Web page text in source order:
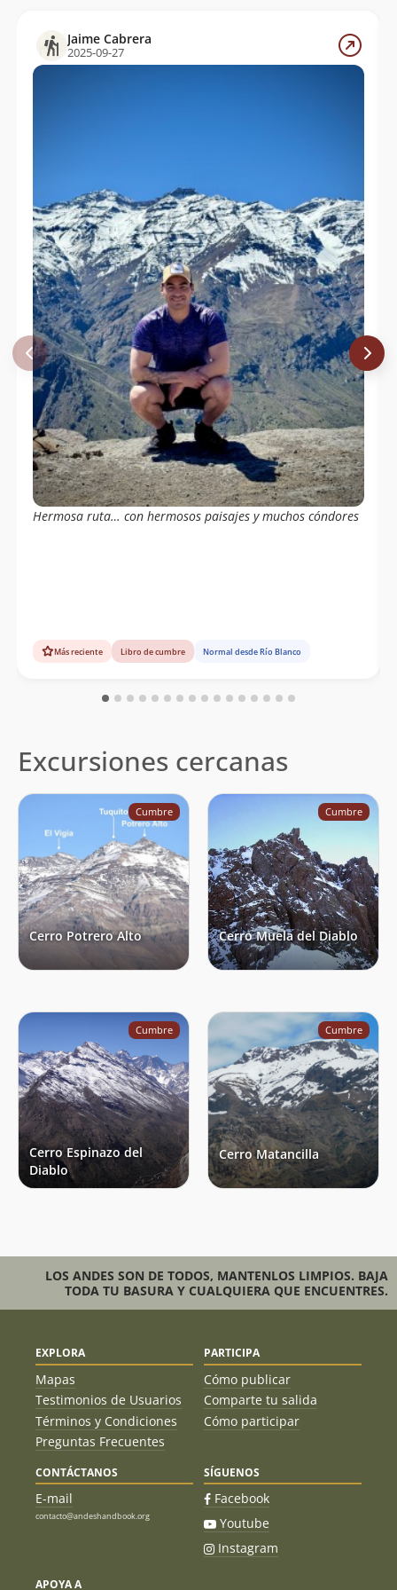
07/11/17 Fanny Ródenas
01/04/17
Ricardo Fravega
30/10/16 Bruce Swain
27/10/16 Roger Blairs
02/09/16 Gonzalo Murga Stephens
14/02/16
Daniel Perez
Joaquin Muñoz
06/02/16
Karina Olivares
27/09/15
Daniel Perez
Joaquin Muñoz
29/08/15
Bruce Swain
Gustavo Varela
Jaime Cabrera
2025-09-27
Hermosa ruta… con hermosos paisajes y muchos cóndores
Más reciente Libro de cumbre Normal desde Río Blanco
Excursiones cercanas
Cumbre
Cerro Potrero Alto
Cumbre
Cerro Muela del Diablo
Cumbre
Cerro Espinazo del
Diablo
Cumbre
Cerro Matancilla
LOS ANDES SON DE TODOS, MANTENLOS LIMPIOS. BAJA
TODA TU BASURA Y CUALQUIERA QUE ENCUENTRES.
EXPLORA
Mapas
Testimonios de Usuarios
Términos y Condiciones
Preguntas Frecuentes
PARTICIPA
Cómo publicar
Comparte tu salida
Cómo participar
CONTÁCTANOS
E-mail
contacto@andeshandbook.org
SÍGUENOS
Facebook
Youtube
Instagram
APOYA A